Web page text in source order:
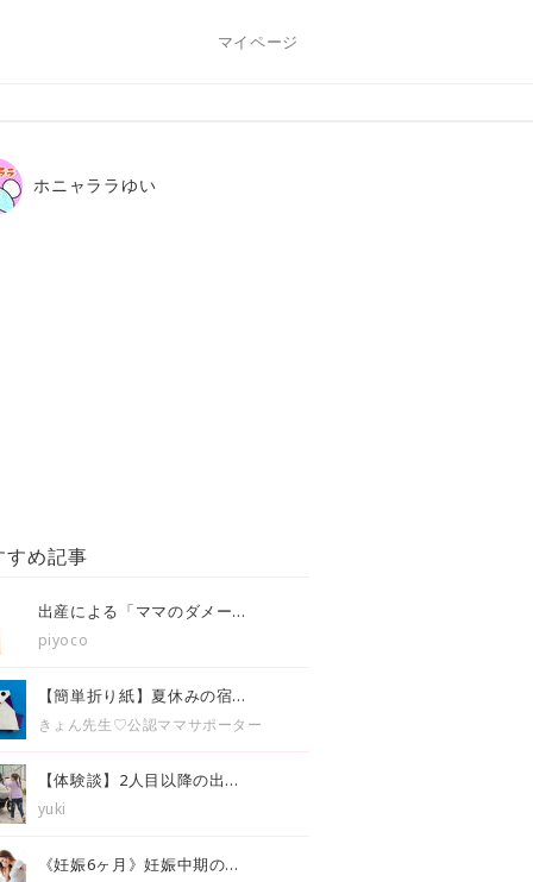
マイページ
ホニャララゆい
すめ記事
出産による「ママのダメー...
piyoco
【簡単折り紙】夏休みの宿...
きょん先生♡公認ママサポーター
【体験談】2人目以降の出...
yuki
《妊娠6ヶ月》妊娠中期の...